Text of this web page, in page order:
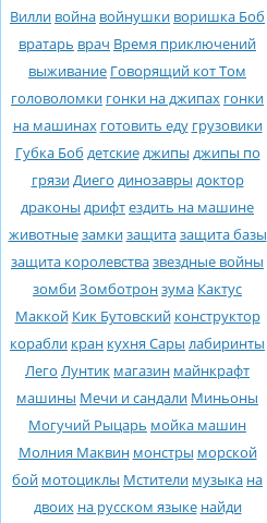
Вилли война войнушки воришка Боб
вратарь врач Время приключений
выживание Говорящий кот Том
головоломки гонки на джипах гонки
на машинах готовить еду грузовики
Губка Боб детскиеджипы джипы по
грязиДиего динозавры доктор
драконы дрифтездить на машине
животныезамкизащитазащита базы
защита королевствазвездные войны
зомбиЗомботронзума Кактус
Маккой Кик Бутовский конструктор
корабли кран кухня Сары лабиринты
Лего Лунтик магазин майнкрафт
машины Мечи и сандали Миньоны
Могучий Рыцарь мойка машин
Молния Маквин монстры морской
бой мотоциклы Мстители музыка на
двоих на русском языке найди